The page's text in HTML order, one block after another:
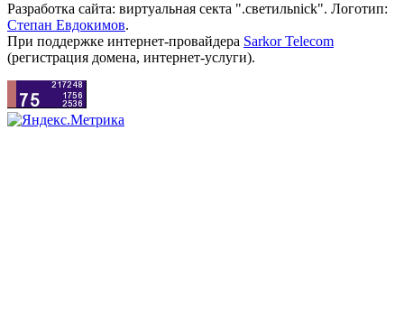
Разработка сайта: виртуальная секта ".светильnick". Логотип:
Степан Евдокимов.
При поддержке интернет-провайдера Sarkor Telecom
(регистрация домена, интернет-услуги).